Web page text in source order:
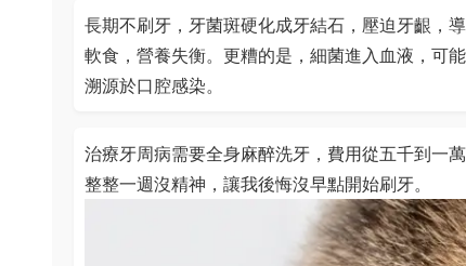
長期不刷牙，牙菌斑硬化成牙結石，壓迫牙齦，
軟食，營養失衡。更糟的是，細菌進入血液，可
溯源於口腔感染。
治療牙周病需要全身麻醉洗牙，費用從五千到一
整整一週沒精神，讓我後悔沒早點開始刷牙。